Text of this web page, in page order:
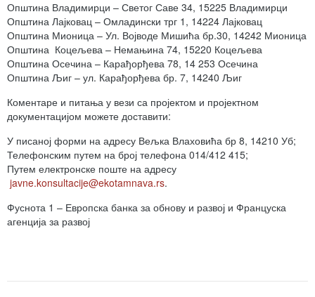
Општина Владимирци – Светог Саве 34, 15225 Владимирци
Општина Лајковац – Омладински трг 1, 14224 Лајковац
Општина Мионица – Ул. Војводе Мишића бр.30, 14242 Мионица
Општина Коцељева – Немањина 74, 15220 Коцељева
Општина Осечина – Карађорђева 78, 14 253 Осечина
Општина Љиг – ул. Карађорђева бр. 7, 14240 Љиг
Коментаре и питања у вези са пројектом и пројектном
документацијом можете доставити:
У писаној форми на адресу Вељка Влаховића бр 8, 14210 Уб;
Телефонским путем на број телефона 014/412 415;
Путем електронске поште на адресу
javne.konsultacije@ekotamnava.rs.
Фуснота 1 – Европска банка за обнову и развој и Француска
агенција за развој